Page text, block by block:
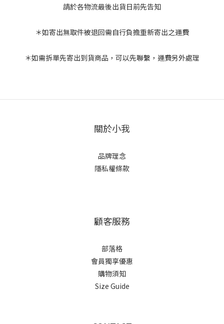
請於各物流最後出貨日前先告知
＊如寄出無取件被退回需自行負擔重新寄出之運費
＊如需拆單先寄出到貨商品，可以先聯繫，運費另外處理
關於小我
品牌理念
隱私權條款
顧客服務
部落格
會員獨享優惠
購物須知
Size Guide